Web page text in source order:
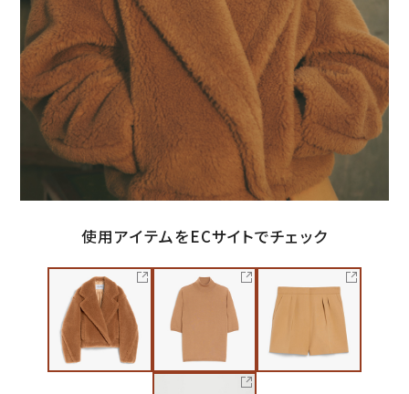
使用アイテムをECサイトでチェック